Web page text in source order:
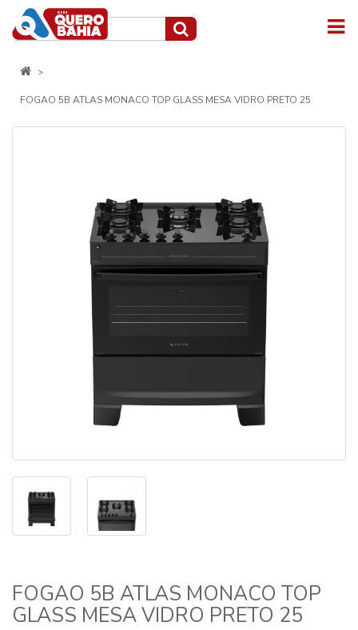
FOGAO 5B ATLAS MONACO TOP GLASS MESA VIDRO PRETO 25
FOGAO 5B ATLAS MONACO TOP
GLASS MESA VIDRO PRETO 25